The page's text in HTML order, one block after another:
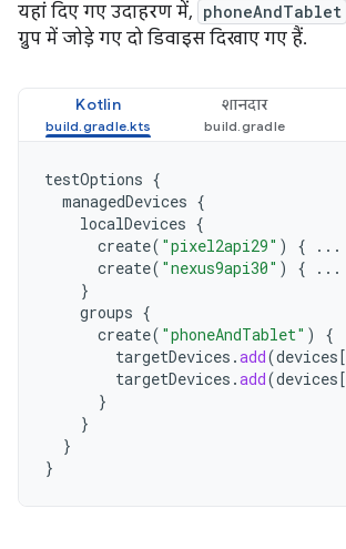
यहां दिए गए उदाहरण में, phoneAndTablet
ग्रुप में जोड़े गए दो डिवाइस दिखाए गए हैं.
Kotlin शानदार
testOptions {
managedDevices {
localDevices {
create( "pixel2api29" ) { ...
create( "nexus9api30" ) { ...
}
groups {
create( "phoneAndTablet" )
{
targetDevices .add(devices[
targetDevices .add(devices[
}
}
}
}